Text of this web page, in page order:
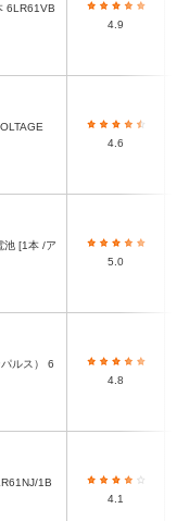
4.9
4.6
5.0
4.8
4.1